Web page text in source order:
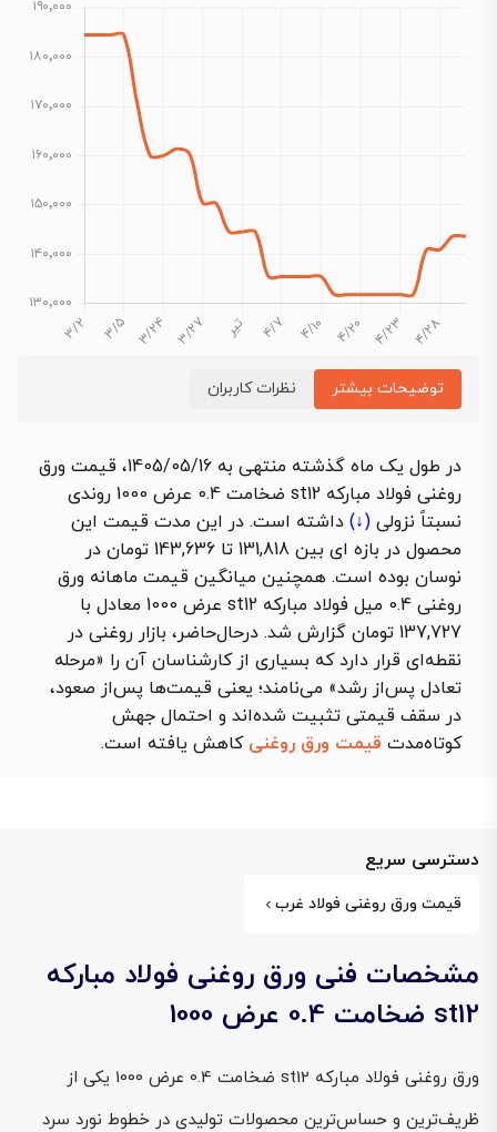
توضیحات بیشتر نظرات کاربران
در طول یک ماه گذشته منتهی به 1405/05/16،
قیمت ورق
روغنی فولاد مبارکه st12 ضخامت 0.4 عرض 1000
روندی
نسبتاً نزولی (↓) داشته است. در این مدت قیمت این
محصول در بازه ای بین 131,818 تا 143,636 تومان در
نوسان بوده است. همچنین میانگین قیمت ماهانه ورق
روغنی 0.4 میل فولاد مبارکه st12 عرض 1000 معادل با
137,727 تومان گزارش شد. درحال‌حاضر، بازار روغنی در
نقطه‌ای قرار دارد که بسیاری از کارشناسان آن را «مرحله
تعادل پس‌از رشد» می‌نامند؛ یعنی قیمت‌ها پس‌از صعود،
در سقف قیمتی تثبیت شده‌اند و احتمال جهش
کوتاه‌مدت قیمت ورق روغنی کاهش یافته است.
دسترسی سریع
قیمت ورق روغنی فولاد غرب
مشخصات فنی ورق روغنی فولاد مبارکه
st12 ضخامت 0.4 عرض 1000
ورق روغنی فولاد مبارکه st12 ضخامت 0.4 عرض 1000 یکی از
ظریف‌ترین و حساس‌ترین محصولات تولیدی در خطوط نورد سرد